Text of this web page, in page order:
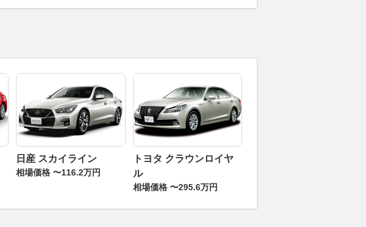
日産 スカイライン
相場価格 〜116.2万円
トヨタ クラウンロイヤ
ル
相場価格 〜295.6万円